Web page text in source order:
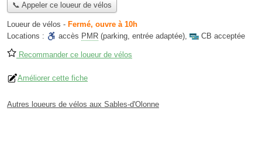
📞 Appeler ce loueur de vélos
Loueur de vélos - Fermé, ouvre à 10h
Locations :
accès PMR (parking, entrée adaptée), CB acceptée
Recommander ce loueur de vélos
Améliorer cette fiche
Autres loueurs de vélos aux Sables-d'Olonne